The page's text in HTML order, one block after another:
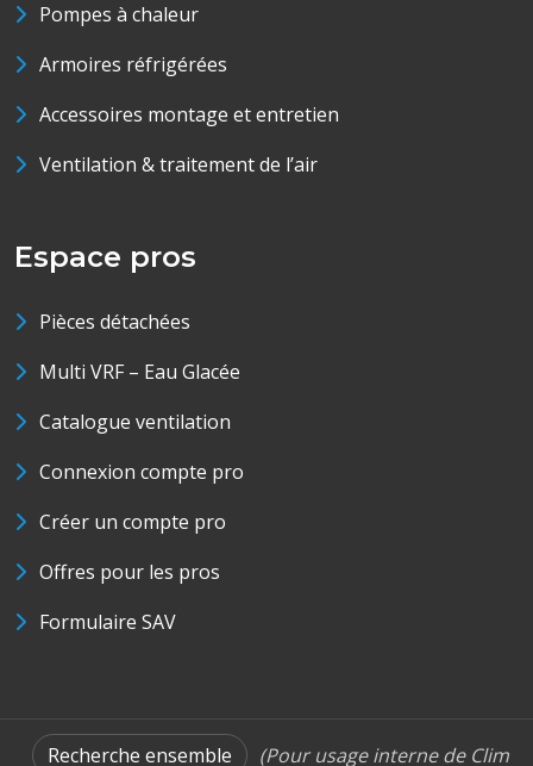
Pompes à chaleur
Armoires réfrigérées
Accessoires montage et entretien
Ventilation & traitement de l’air
Espace pros
Pièces détachées
Multi VRF – Eau Glacée
Catalogue ventilation
Connexion compte pro
Créer un compte pro
Offres pour les pros
Formulaire SAV
Recherche ensemble (Pour usage interne de Clim